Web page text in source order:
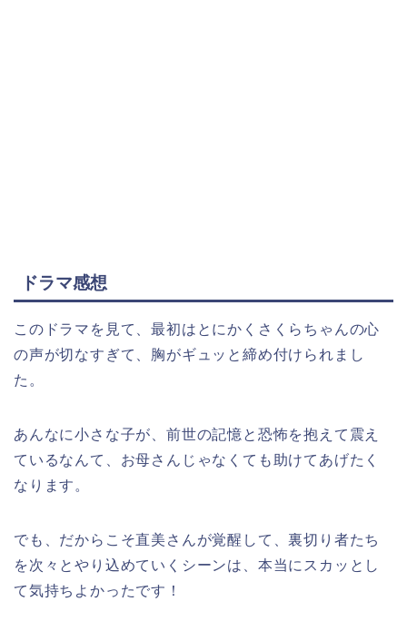
ドラマ感想
このドラマを見て、最初はとにかくさくらちゃんの心
の声が切なすぎて、胸がギュッと締め付けられまし
た。
あんなに小さな子が、前世の記憶と恐怖を抱えて震え
ているなんて、お母さんじゃなくても助けてあげたく
なります。
でも、だからこそ直美さんが覚醒して、裏切り者たち
を次々とやり込めていくシーンは、本当にスカッとし
て気持ちよかったです！